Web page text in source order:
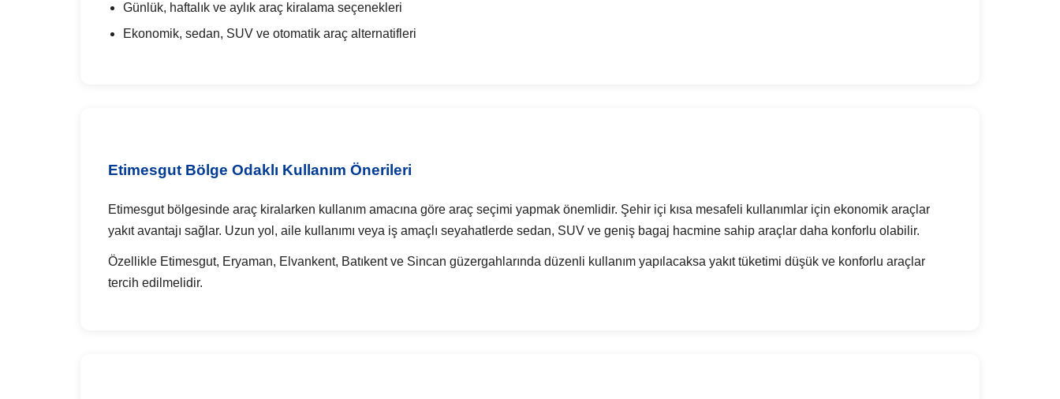
Günlük, haftalık ve aylık araç kiralama seçenekleri
Ekonomik, sedan, SUV ve otomatik araç alternatifleri
Etimesgut Bölge Odaklı Kullanım Önerileri
Etimesgut bölgesinde araç kiralarken kullanım amacına göre araç seçimi yapmak önemlidir. Şehir içi kısa mesafeli kullanımlar için ekonomik araçlar
yakıt avantajı sağlar. Uzun yol, aile kullanımı veya iş amaçlı seyahatlerde sedan, SUV ve geniş bagaj hacmine sahip araçlar daha konforlu olabilir.
Özellikle Etimesgut, Eryaman, Elvankent, Batıkent ve Sincan güzergahlarında düzenli kullanım yapılacaksa yakıt tüketimi düşük ve konforlu araçlar
tercih edilmelidir.